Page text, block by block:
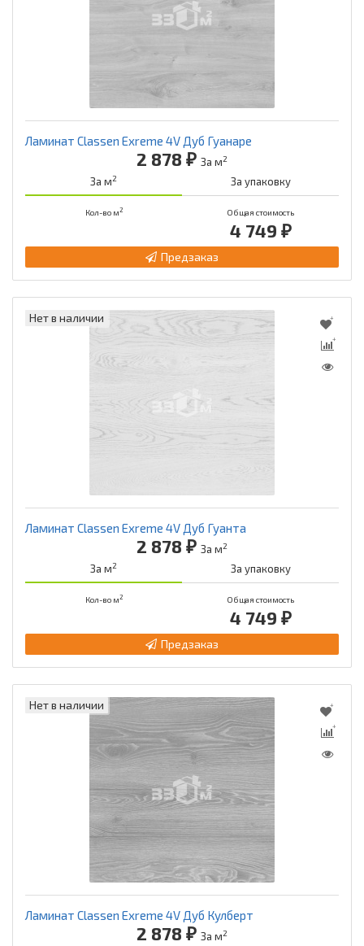
Ламинат Classen Exreme 4V Дуб Гуанаре
2 878 ₽ За м2
За м2 За упаковку
Кол-во м2 Общая стоимость
4 749 ₽
Предзаказ
Нет в наличии
Ламинат Classen Exreme 4V Дуб Гуанта
2 878 ₽ За м2
За м2 За упаковку
Кол-во м2 Общая стоимость
4 749 ₽
Предзаказ
Нет в наличии
Ламинат Classen Exreme 4V Дуб Кулберт
2 878 ₽ За м2